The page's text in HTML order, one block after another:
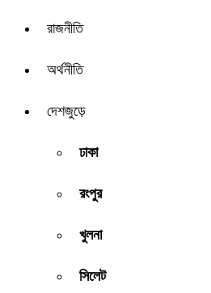
রাজনীতি
অর্থনীতি
দেশজুড়ে
ঢাকা
রংপুর
খুলনা
সিলেট